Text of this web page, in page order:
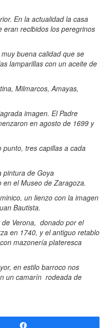
En la actualidad la casa
recibidos los peregrinos
buena calidad que se
lamparillas con un aceite de
Milmarcos, Amayas,
imagen. El Padre
en agosto de 1699 y
tres capillas a cada
pintura de Goya
en el Museo de Zaragoza.
un lienzo con la imagen
Bautista.
de Verona, donado por el
en 1740, y el antiguo retablo
mazonería plateresca
en estilo barroco nos
un camarín rodeada de